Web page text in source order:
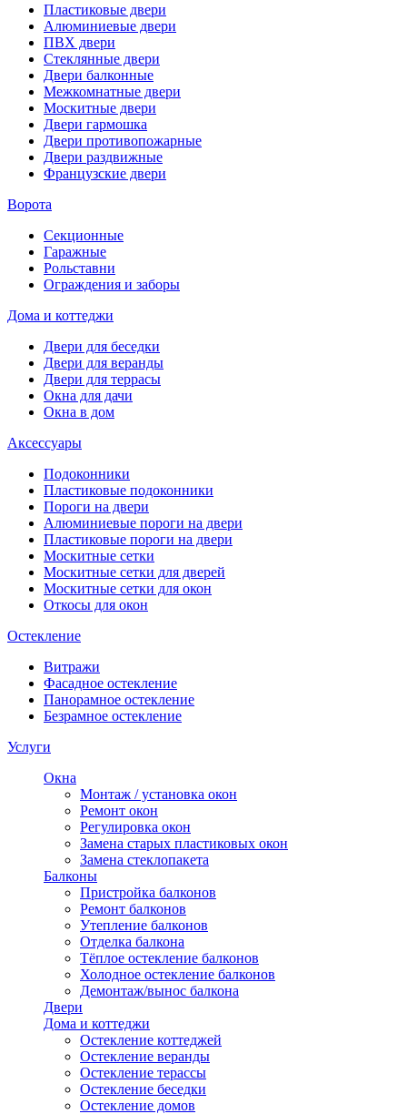
Пластиковые двери
Алюминиевые двери
ПВХ двери
Стеклянные двери
Двери балконные
Межкомнатные двери
Москитные двери
Двери гармошка
Двери противопожарные
Двери раздвижные
Французские двери
Ворота
Секционные
Гаражные
Рольставни
Ограждения и заборы
Дома и коттеджи
Двери для беседки
Двери для веранды
Двери для террасы
Окна для дачи
Окна в дом
Аксессуары
Подоконники
Пластиковые подоконники
Пороги на двери
Алюминиевые пороги на двери
Пластиковые пороги на двери
Москитные сетки
Москитные сетки для дверей
Москитные сетки для окон
Откосы для окон
Остекление
Витражи
Фасадное остекление
Панорамное остекление
Безрамное остекление
Услуги
Окна
Монтаж / установка окон
Ремонт окон
Регулировка окон
Замена старых пластиковых окон
Замена стеклопакета
Балконы
Пристройка балконов
Ремонт балконов
Утепление балконов
Отделка балкона
Тёплое остекление балконов
Холодное остекление балконов
Демонтаж/вынос балкона
Двери
Дома и коттеджи
Остекление коттеджей
Остекление веранды
Остекление терассы
Остекление беседки
Остекление домов